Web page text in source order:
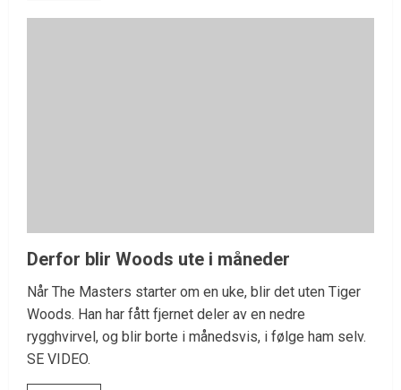
Derfor blir Woods ute i måneder
Når The Masters starter om en uke, blir det uten Tiger
Woods. Han har fått fjernet deler av en nedre
rygghvirvel, og blir borte i månedsvis, i følge ham selv.
SE VIDEO.